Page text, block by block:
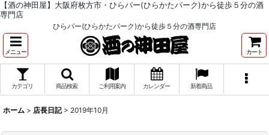
【酒の神田屋】大阪府枚方市・ひらパー(ひらかたパーク)から徒歩５分の酒
専門店
ひらパー(ひらかたパーク)から徒歩５分の酒専門店
メニュー カート
カテゴリ 商品検索 ご利用案内 カレンダー 新着商品
ホーム > 店長日記 > 2019年10月